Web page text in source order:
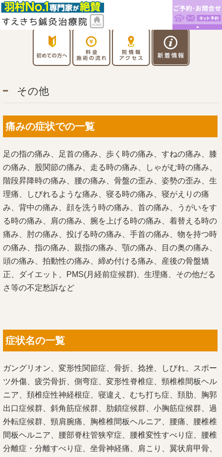
その他
痛みの症状での一覧
足の指の痛み、足首の痛み、歩く時の痛み、すねの痛み、膝
の痛み、股関節の痛み、走る時の痛み、しゃがむ時の痛み、
階段昇降時の痛み、腰の痛み、骨盤の歪み、姿勢の歪み、生
理痛、しびれるような痛み、寝る時の痛み、寝がえりの痛
み、背中の痛み、顔を洗う時の痛み、首の痛み、うがいをす
る時の痛み、肩の痛み、腕を上げる時の痛み、着替える時の
痛み、肘の痛み、投げる時の痛み、手首の痛み、物を持つ時
の痛み、指の痛み、親指の痛み、顎の痛み、目の奥の痛み、
頭の痛み、拍動性の痛み、締め付ける痛み、産後の骨盤矯
正、ダイエット、PMS(月経前症候群)、生理痛、その他だる
さ等の不定愁訴など
症状名の一覧
ガングリオン、変形性関節症、骨折、捻挫、しびれ、スポー
ツ外傷、疲労骨折、側弯症、変形性脊椎症、頸椎椎間板ヘル
ニア、頚椎症性神経根症、寝違え、むち打ち症、頚肋、胸郭
出口症候群、斜角筋症候群、肋鎖症候群、小胸筋症候群、過
外転症候群、頸肩腕痛、胸椎椎間板ヘルニア、腰痛、 腰椎椎
間板ヘルニア、 腰部脊柱管狭窄症、 腰椎変性すべり症、 腰椎
分離症・分離すべり症、坐骨神経痛、
肩こり、 翼状肩甲骨、